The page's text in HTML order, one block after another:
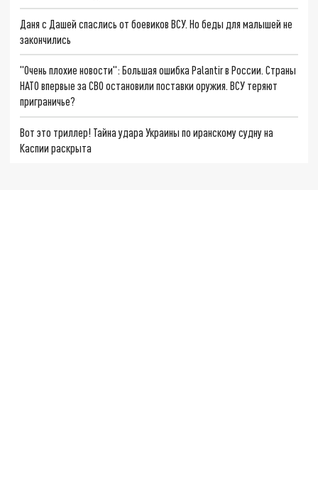
Даня с Дашей спаслись от боевиков ВСУ. Но беды для малышей не
закончились
"Очень плохие новости": Большая ошибка Palantir в России. Страны
НАТО впервые за СВО остановили поставки оружия. ВСУ теряют
приграничье?
Вот это триллер! Тайна удара Украины по иранскому судну на
Каспии раскрыта